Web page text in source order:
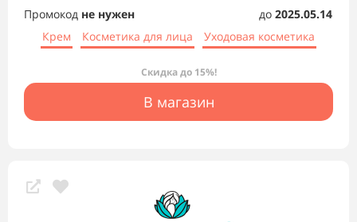
Промокод не нужен до 2025.05.14
Крем
Косметика для лица Уходовая косметика
Скидка до 15%!
В магазин